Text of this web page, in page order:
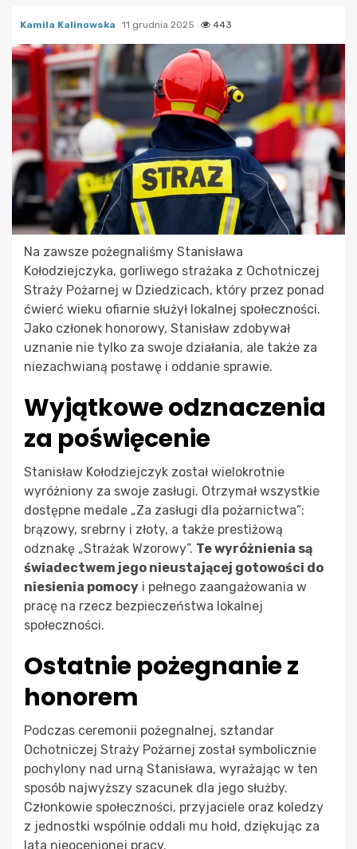
Kamila Kalinowska 11 grudnia 2025 443
Na zawsze pożegnaliśmy Stanisława
Kołodziejczyka, gorliwego strażaka z Ochotniczej
Straży Pożarnej w Dziedzicach, który przez ponad
ćwierć wieku ofiarnie służył lokalnej społeczności.
Jako członek honorowy, Stanisław zdobywał
uznanie nie tylko za swoje działania, ale także za
niezachwianą postawę i oddanie sprawie.
Wyjątkowe odznaczenia
za poświęcenie
Stanisław Kołodziejczyk został wielokrotnie
wyróżniony za swoje zasługi. Otrzymał wszystkie
dostępne medale „Za zasługi dla pożarnictwa”:
brązowy, srebrny i złoty, a także prestiżową
odznakę „Strażak Wzorowy”. Te wyróżnienia są
świadectwem jego nieustającej gotowości do
niesienia pomocy i pełnego zaangażowania w
pracę na rzecz bezpieczeństwa lokalnej
społeczności.
Ostatnie pożegnanie z
honorem
Podczas ceremonii pożegnalnej, sztandar
Ochotniczej Straży Pożarnej został symbolicznie
pochylony nad urną Stanisława, wyrażając w ten
sposób najwyższy szacunek dla jego służby.
Członkowie społeczności, przyjaciele oraz koledzy
z jednostki wspólnie oddali mu hołd, dziękując za
lata nieocenionej pracy.